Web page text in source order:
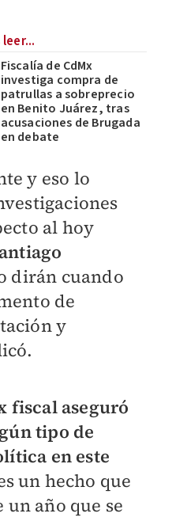
Fiscalía de CdMx
investiga compra de
patrullas a sobreprecio
en Benito Juárez, tras
acusaciones de Brugada
en debate
y eso lo
al hoy
dirán cuando
de
y
fiscal aseguró
tipo de
en este
un hecho que
un año que se